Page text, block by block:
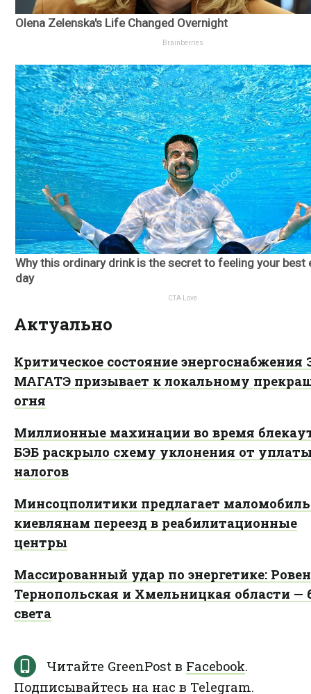
Актуально
Критическое состояние энергоснабжения
МАГАТЭ призывает к локальному
огня
Миллионные махинации во время
БЭБ раскрыло схему уклонения от
налогов
Минсоцполитики предлагает
киевлянам переезд в реабилитационные
центры
Массированный удар по энергетике:
Тернопольская и Хмельницкая области —
света
Читайте GreenPost в Facebook.
Подписывайтесь на нас в Telegram.